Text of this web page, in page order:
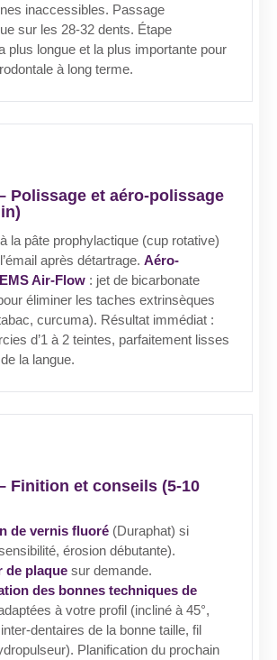
inaccessibles. Passage
sur les 28-32 dents. Étape
plus longue et la plus importante pour
à long terme.
Polissage et aéro-polissage
la pâte prophylactique (cup rotative)
après détartrage. Aéro-
Air-Flow: jet de bicarbonate
éliminer les taches extrinsèques
curcuma). Résultat immédiat :
d’1 à 2 teintes, parfaitement lisses
la langue.
Finition et conseils (5-10
de vernis fluoré(Duraphat) si
érosion débutante).
de plaquesur demande.
des bonnes techniques de
à votre profil (incliné à 45°,
dentaires de la bonne taille, fil
Planification du prochain